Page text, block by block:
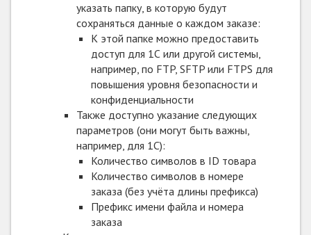
указать папку, в которую будут
сохраняться данные о каждом заказе:
К этой папке можно предоставить
доступ для 1С или другой системы,
например, по FTP, SFTP или FTPS для
повышения уровня безопасности и
конфиденциальности
Также доступно указание следующих
параметров (они могут быть важны,
например, для 1С):
Количество символов в ID товара
Количество символов в номере
заказа (без учёта длины префикса)
Префикс имени файла и номера
заказа